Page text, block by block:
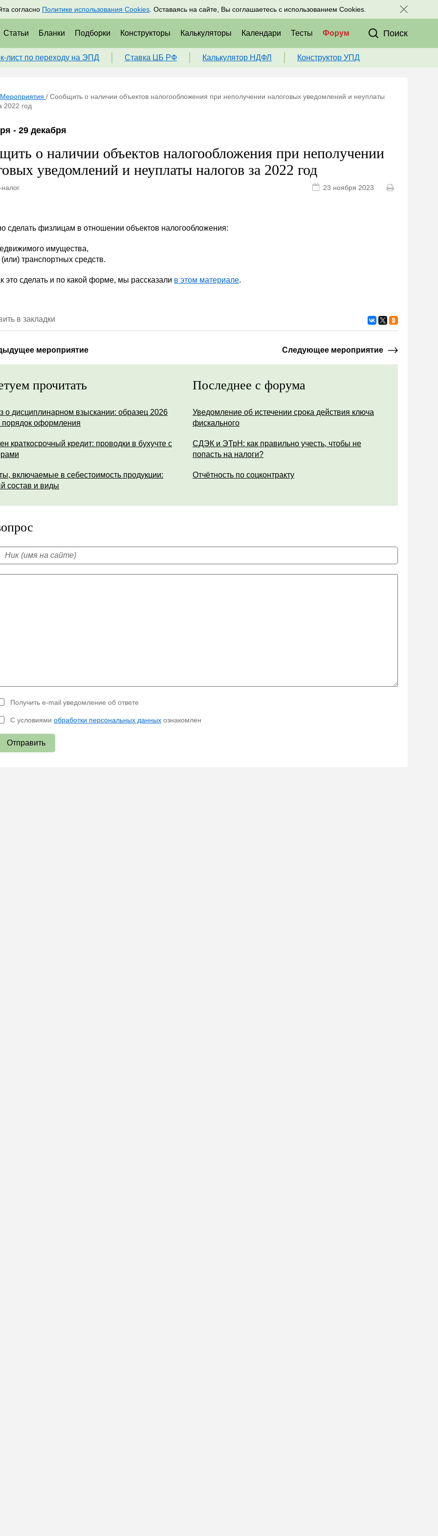
согласно Политике использования Cookies . Оставаясь на сайте, Вы соглашаетесь с использованием Cookies.
Подписаться Присоединяйтесь к нам в соц. сетях:
Статьи Бланки Подборки Конструкторы Калькуляторы Календари Тесты Форум Поиск
лист по переходу на ЭПД Ставка ЦБ РФ Калькулятор НДФЛ Конструктор УПД
Мероприятия / Сообщить о наличии объектов налогообложения при неполучении налоговых уведомлений и неуплаты
2022 год
- 29 декабря
о наличии объектов налогообложения при неполучении
уведомлений и неуплаты налогов за 2022 год
23 ноября 2023
сделать физлицам в отношении объектов налогообложения:
имущества,
(или) транспортных средств.
это сделать и по какой форме, мы рассказали в этом материале.
в закладки
мероприятие Следующее мероприятие
прочитать
о дисциплинарном взыскании: образец 2026
порядок оформления
краткосрочный кредит: проводки в бухучте с
включаемые в себестоимость продукции:
состав и виды
Последнее с форума
Уведомление об истечении срока действия ключа
фискального
СДЭК и ЭТрН: как правильно учесть, чтобы не
попасть на налоги?
Отчётность по соцконтракту
Получить e-mail уведомление об ответе
С условиями обработки персональных данных ознакомлен
Отправить